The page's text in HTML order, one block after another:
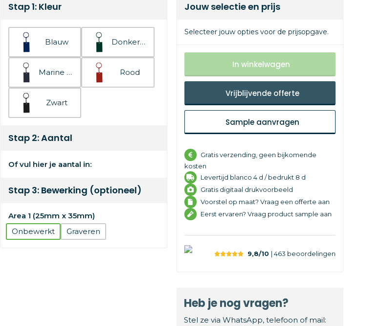
Stap 1: Kleur
Blauw Donkergroen
Marine blauw Rood
Zwart
Stap 2: Aantal
Of vul hier je aantal in:
Stap 3: Bewerking (optioneel)
Area 1 (25mm x 35mm)
Onbewerkt
Graveren
Jouw selectie en prijs
Selecteer jouw opties voor de prijsopgave.
In winkelwagen
Vrijblijvende offerte
Sample aanvragen
Gratis verzending, geen bijkomende
kosten
Levertijd blanco 4 d / bedrukt 8 d
Gratis digitaal drukvoorbeeld
Voorstel op maat? Vraag een offerte aan
Eerst ervaren? Vraag product sample aan
9,8/10 | 463 beoordelingen
Heb je nog vragen?
Stel ze via WhatsApp, telefoon of mail: